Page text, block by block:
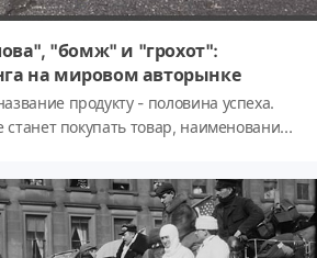
"бомж" и "грохот":
на мировом авторынке
продукту - половина успеха.
станет покупать товар, наименование
производителя, а потому что на
название товара звучит нелепо и
не застрахован, да и сворачивать
причине никто не станет. Не обошло